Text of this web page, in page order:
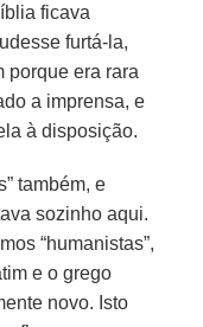
ficava
furtá-la,
porque era rara
a imprensa, e
à disposição.
também, e
sozinho aqui.
“humanistas”,
e o grego
novo. Isto